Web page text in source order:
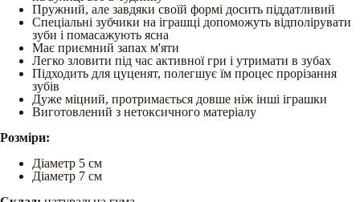
Пружний, але завдяки своїй формі досить піддатливий
Спеціальні зубчики на іграшці допоможуть відполірувати
зуби і помасажують ясна
Має приємний запах м'яти
Легко зловити під час активної гри і утримати в зубах
Підходить для цуценят, полегшує їм процес прорізання
зубів
Дуже міцний, протримається довше ніж інші іграшки
Виготовлений з нетоксичного матеріалу
Розміри:
Діаметр 5 см
Діаметр 7 см